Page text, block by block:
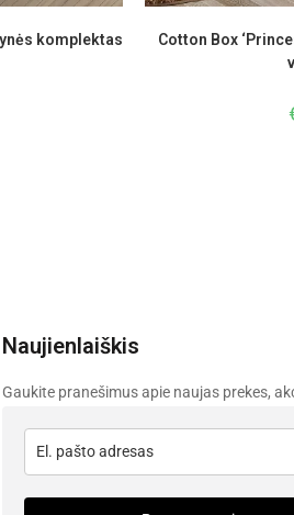
komplektas
Cotton Box
Naujienlaiškis
Gaukite pranešimus apie naujas prekes,